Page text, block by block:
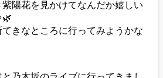
陽花を見かけてなんだか嬉しい
きなところに行ってみようかな